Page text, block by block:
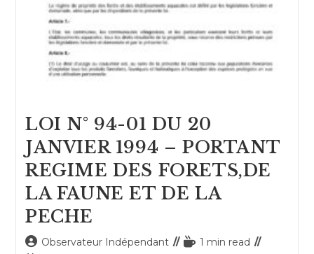
LOI N° 94-01 DU 20
JANVIER 1994 – PORTANT
REGIME DES FORETS,DE
LA FAUNE ET DE LA
PECHE
Auteur/autrice
Observateur Indépendant
Temps1 min read